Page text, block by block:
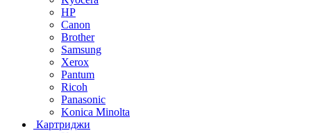
HP
Canon
Brother
Samsung
Xerox
Pantum
Ricoh
Panasonic
Konica Minolta
Картриджи